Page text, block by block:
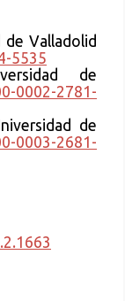
de Valladolid
5535
de
0002-2781-
de
0003-2681-